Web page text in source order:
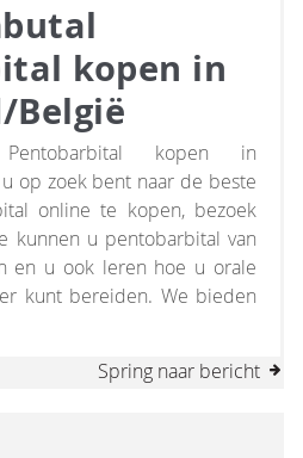
kopen in
België
kopen in
op zoek bent naar de beste
online te kopen, bezoek
kunnen u pentobarbital van
en u ook leren hoe u orale
kunt bereiden. We bieden
Spring naar bericht